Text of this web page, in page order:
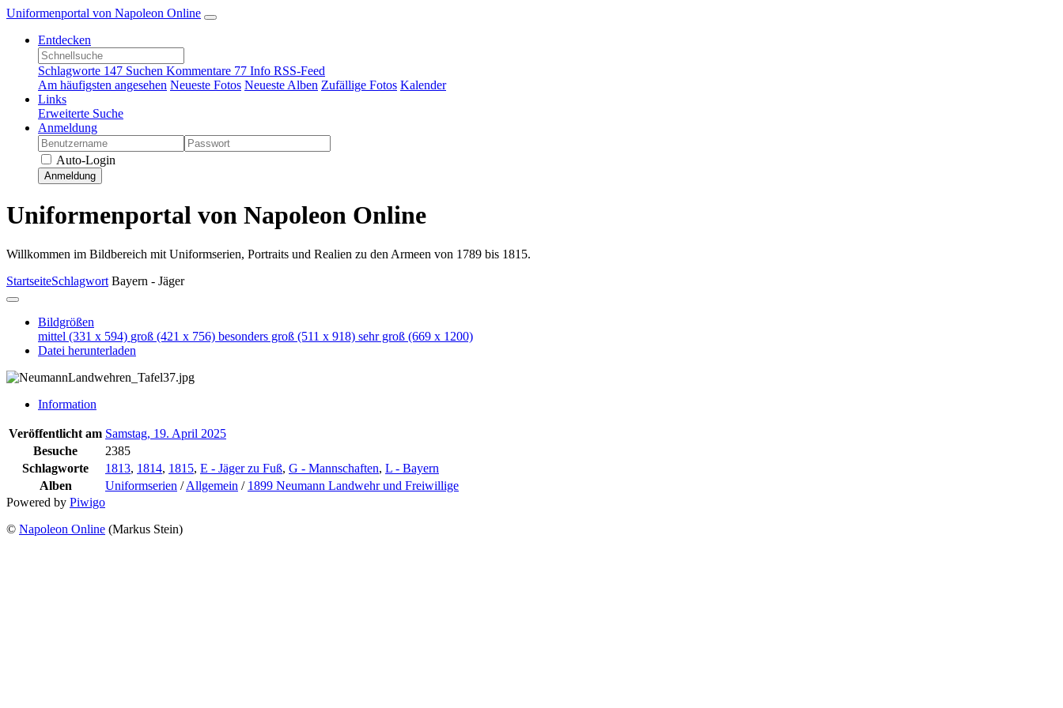
Uniformenportal von Napoleon Online
Entdecken
Schlagworte 147 Suchen Kommentare 77 Info RSS-Feed
Am häufigsten angesehen Neueste Fotos Neueste Alben Zufällige Fotos Kalender
Links
Erweiterte Suche
Anmeldung
Auto-Login
Anmeldung
Uniformenportal von Napoleon Online
Willkommen im Bildbereich mit Uniformserien, Portraits und Realien zu den Armeen von 1789 bis 1815.
StartseiteSchlagwort Bayern - Jäger
Bildgrößen
mittel (331 x 594) groß (421 x 756) besonders groß (511 x 918) sehr groß (669 x 1200)
Datei herunterladen
Information
Veröffentlicht am Samstag, 19. April 2025
Besuche
2385
Schlagworte
1813, 1814, 1815, E - Jäger zu Fuß, G - Mannschaften, L - Bayern
Alben
Uniformserien /Allgemein / 1899 Neumann Landwehr und Freiwillige
Powered by Piwigo
© Napoleon Online (Markus Stein)